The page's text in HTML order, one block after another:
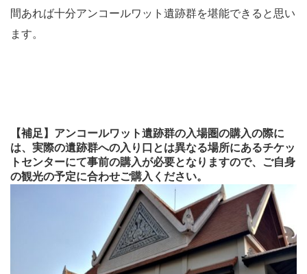
間あれば十分アンコールワット遺跡群を堪能できると思い
ます。
【補足】アンコールワット遺跡群の入場圏の購入の際に
は、実際の遺跡群への入り口とは異なる場所にあるチケッ
トセンターにて事前の購入が必要となりますので、ご自身
の観光の予定に合わせご購入ください。